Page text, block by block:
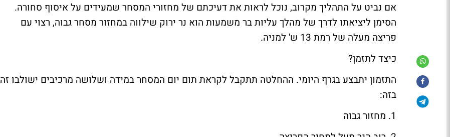
אם נביט על התהליך מקרוב, נוכל לראות את דעיכתם של מחזורי המסחר שמעידים על איסוף סחורה.
הסימן ליציאתו לדרך של מהלך עליות בר משמעות הוא נר ירוק שילווה במחזור מסחר גבוה, רצוי עם
פריצה מעלה של רמת 13 ש' למניה.
כיצד לתזמן?
התזמון יתבצע בגרף היומי. ההחלטה תתקבל לקראת תום יום המסחר במידה ושלושה מרכיבים ישולבו זה
בזה:
1. מחזור גבוה